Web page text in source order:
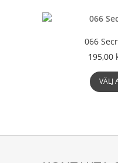
066
195,00
VÄLJ